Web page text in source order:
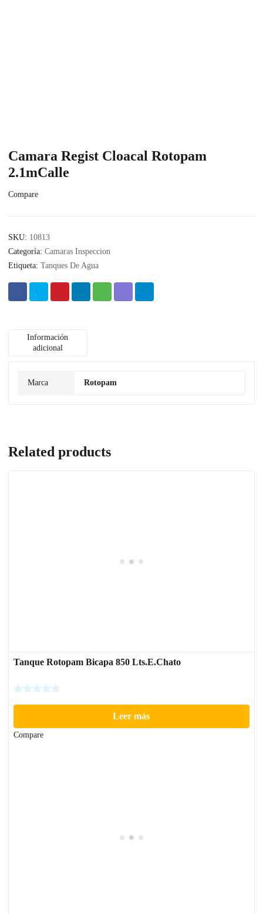
Camara Regist Cloacal Rotopam
2.1mCalle
Compare
SKU: 10813
Categoría: Camaras Inspeccion
Etiqueta: Tanques De Agua
Información
adicional
Marca Rotopam
Related products
Tanque Rotopam Bicapa 850 Lts.E.Chato
Leer más
Compare